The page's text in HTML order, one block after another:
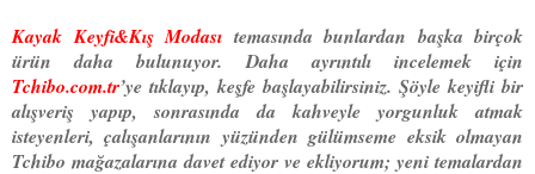
Kayak Keyfi&Kış Modası temasında bunlardan başka birçok
ürün daha bulunuyor. Daha ayrıntılı incelemek için
Tchibo.com.tr’ye tıklayıp, keşfe başlayabilirsiniz. Şöyle keyifli bir
alışveriş yapıp, sonrasında da kahveyle yorgunluk atmak
isteyenleri, çalışanlarının yüzünden gülümseme eksik olmayan
Tchibo mağazalarına davet ediyor ve ekliyorum; yeni temalardan